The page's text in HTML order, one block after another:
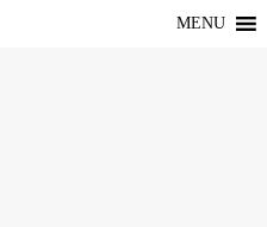
MENU